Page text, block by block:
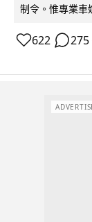
制令。惟專業車
622 275